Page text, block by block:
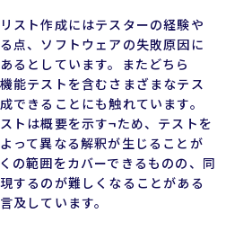
スト作成にはテスターの経験や
点、ソフトウェアの失敗原因に
るとしています。またどちら
能テストを含むさまざまなテス
できることにも触れています。
トは概要を示す¬ため、テストを
って異なる解釈が生じることが
の範囲をカバーできるものの、同
するのが難しくなることがある
及しています。